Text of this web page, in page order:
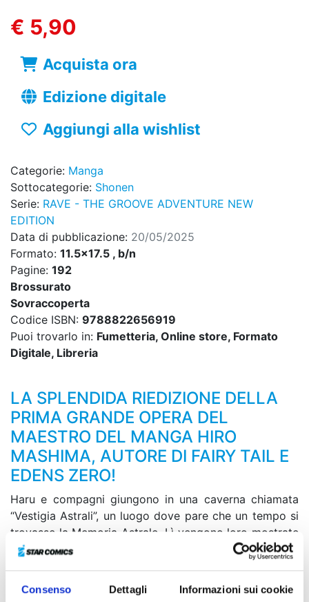
Consenso Dettagli Informazioni sui cookie
€ 5,90
Acquista ora
Edizione digitale
Aggiungi alla wishlist
Categorie: Manga
Sottocategorie: Shonen
Serie: RAVE - THE GROOVE ADVENTURE NEW
EDITION
Data di pubblicazione: 20/05/2025
Formato: 11.5x17.5 , b/n
Pagine: 192
Brossurato
Sovraccoperta
Codice ISBN: 9788822656919
Puoi trovarlo in: Fumetteria, Online store, Formato
Digitale, Libreria
LA SPLENDIDA RIEDIZIONE DELLA
PRIMA GRANDE OPERA DEL
MAESTRO DEL MANGA HIRO
MASHIMA, AUTORE DI FAIRY TAIL E
EDENS ZERO!
Haru e compagni giungono in una caverna chiamata
“Vestigia Astrali”, un luogo dove pare che un tempo si
trovasse la Memoria Astrale. Lì vengono loro mostrate
non solo immagini del passato, ma anche del mondo
osservano senza parole quelle scene spaventose,
davanti a loro compare il generale supremo di quella